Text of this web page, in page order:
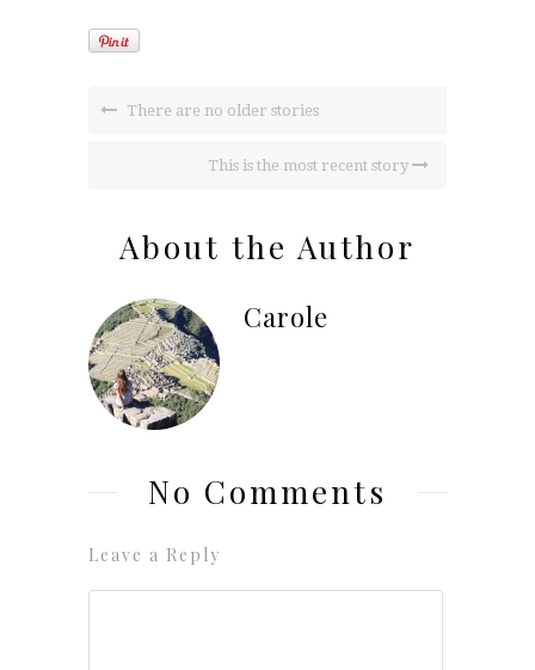
There are no older stories
This is the most recent story
About the Author
Carole
No Comments
Leave a Reply